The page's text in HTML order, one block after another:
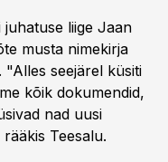
liige Jaan
musta nimekirja
"Alles seejärel küsiti
kõik dokumendid,
nad uusi
Teesalu.